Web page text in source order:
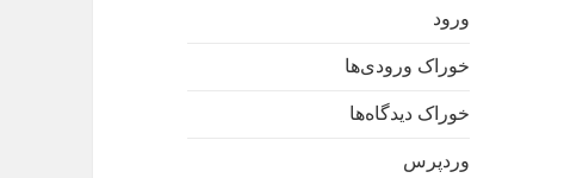
ورود
خوراک ورودی‌ها
خوراک دیدگاه‌ها
وردپرس